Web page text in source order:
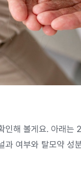
인해 볼게요. 아래
과 여부와 탈모약 성